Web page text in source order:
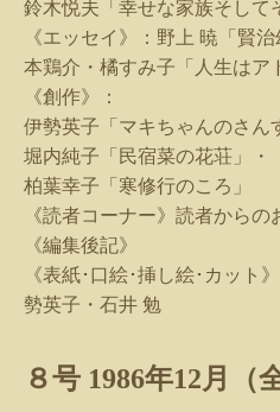
鈴木悦夫「幸せな家族そして
《エッセイ》：野上 暁「賢
本鶏介・橘すみ子「人生はア
《創作》：
伊勢英子「マキちゃんのさん
堀内純子「民宿菜の花荘」・
柏葉幸子「寒修行のころ」
《読者コーナー》読者から
《編集後記》
《表紙･口絵･挿し絵･カット
勢英子・石井 勉
８号 1986年12月（